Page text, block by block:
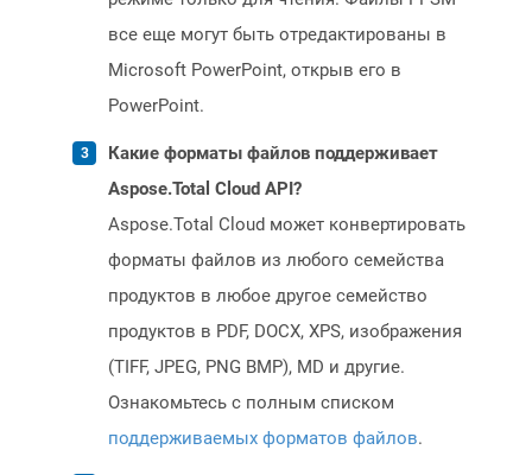
все еще могут быть отредактированы в
Microsoft PowerPoint, открыв его в
PowerPoint.
Какие форматы файлов поддерживает
Aspose.Total Cloud API?
Aspose.Total Cloud может конвертировать
форматы файлов из любого семейства
продуктов в любое другое семейство
продуктов в PDF, DOCX, XPS, изображения
(TIFF, JPEG, PNG BMP), MD и другие.
Ознакомьтесь с полным списком
поддерживаемых форматов файлов.